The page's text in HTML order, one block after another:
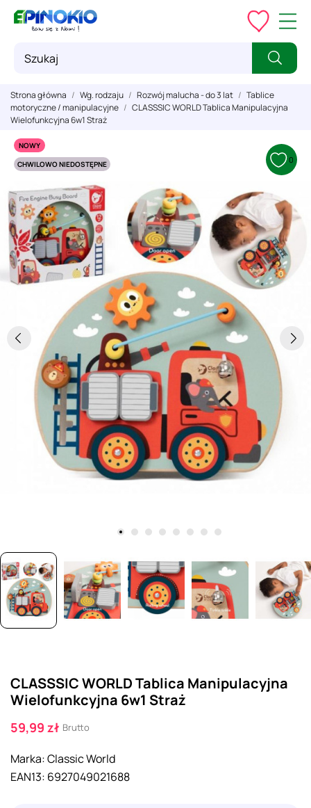
Strona główna Wg. rodzaju Rozwój malucha - do 3 lat
Tablice
motoryczne / manipulacyjne
CLASSSIC WORLD Tablica Manipulacyjna
Wielofunkcyjna 6w1 Straż
NOWY
CHWILOWO NIEDOSTĘPNE
0
CLASSSIC WORLD Tablica Manipulacyjna
Wielofunkcyjna 6w1 Straż
59,99 zł Brutto
Marka:Classic World
EAN13: 6927049021688